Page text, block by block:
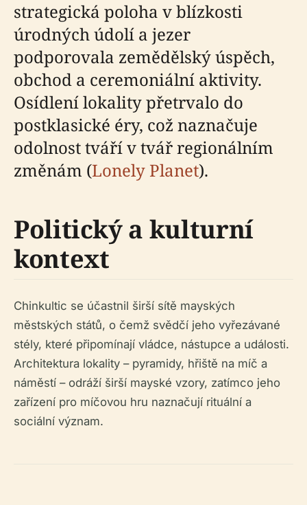
strategická poloha v blízkosti
úrodných údolí a jezer
podporovala zemědělský úspěch,
obchod a ceremoniální aktivity.
Osídlení lokality přetrvalo do
postklasické éry, což naznačuje
odolnost tváří v tvář regionálním
změnám (Lonely Planet).
Politický a kulturní
kontext
Chinkultic se účastnil širší sítě mayských
městských států, o čemž svědčí jeho vyřezávané
stély, které připomínají vládce, nástupce a události.
Architektura lokality – pyramidy, hřiště na míč a
náměstí – odráží širší mayské vzory, zatímco jeho
zařízení pro míčovou hru naznačují rituální a
sociální význam.